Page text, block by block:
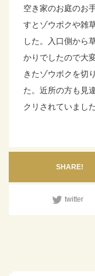
空き家のお庭のお
すとゾウボクや雑
した。入口側から
かりでしたので大
きたゾウボクを切
た。近所の方も見
クリされていました
SHARE!
twitter